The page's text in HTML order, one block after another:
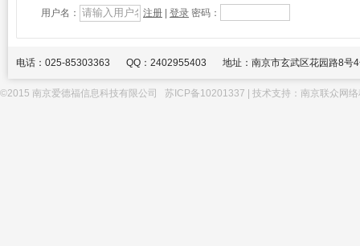
用户名： 注册 登录 密码：
电话：025-85303363 QQ：2402955403 地址：南京市玄武区花园路8号
©2015 南京爱德福信息科技有限公司 苏ICP备10201337 | 技术支持： 南京联众网